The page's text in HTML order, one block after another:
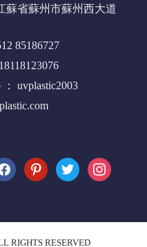
蘇省蘇州市蘇州西大道
85186727
uvplastic2003
pinteresttwitter instagram
RIGHTS RESERVED